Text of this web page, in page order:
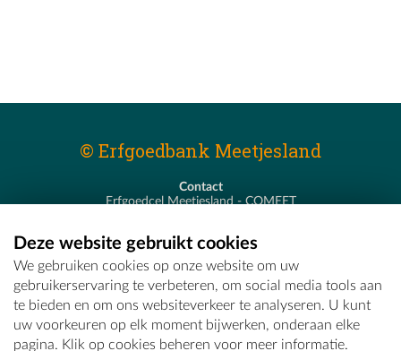
© Erfgoedbank Meetjesland
Contact
Erfgoedcel Meetjesland - COMEET
T - 09 373 75 96
E -erfgoedcel@comeet.be
Deze website gebruikt cookies
We gebruiken cookies op onze website om uw
gebruikerservaring te verbeteren, om social media tools aan
te bieden en om ons websiteverkeer te analyseren. U kunt
uw voorkeuren op elk moment bijwerken, onderaan elke
pagina. Klik op cookies beheren voor meer informatie.